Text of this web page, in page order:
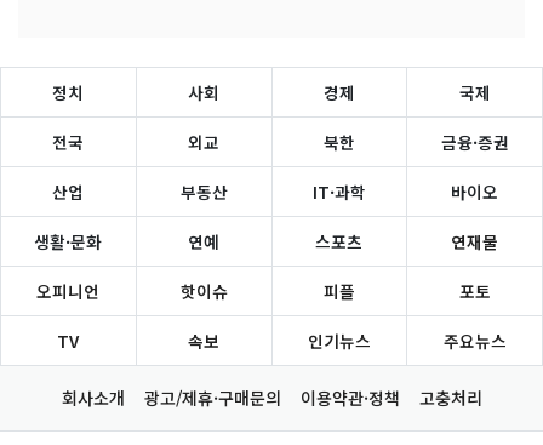
정치 사회 경제 국제
전국 외교 북한 금융·증권
산업 부동산 IT·과학 바이오
생활·문화 연예 스포츠 연재물
오피니언 핫이슈 피플 포토
TV 속보 인기뉴스 주요뉴스
회사소개 광고/제휴·구매문의 이용약관·정책 고충처리